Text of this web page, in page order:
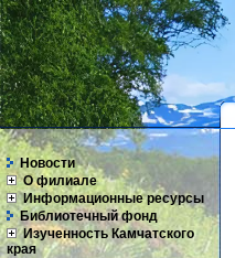
Новости
О филиале
Информационные ресурсы
Библиотечный фонд
Изученность Камчатского
края